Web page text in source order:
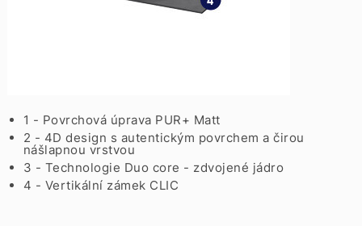
1 - Povrchová úprava PUR+ Matt
2 - 4D design s autentickým povrchem a čirou
nášlapnou vrstvou
3 - Technologie Duo core - zdvojené jádro
4 - Vertikální zámek CLIC